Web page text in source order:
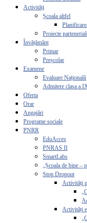
Activități
Școala altfel
Proiecte
Învățământ
Primar
Preșcolar
Examene
Evaluare Națională
Admitere clasa a
Oferta
Orar
Angajări
Programe sociale
PNRR
EduAcces
PNRAS II
SmartLabs
„Școala de bine –
Stop Dropout
Activități
Activități